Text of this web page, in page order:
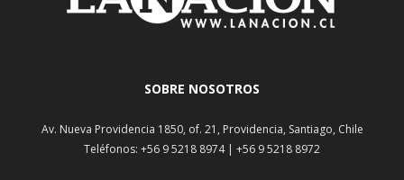
SOBRE NOSOTROS
Av. Nueva Providencia 1850, of. 21, Providencia, Santiago, Chile
Teléfonos: +56 9 5218 8974 | +56 9 5218 8972